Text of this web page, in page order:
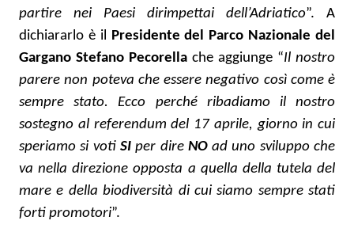
partire nei Paesi dirimpettai dell’Adriatico”. A
dichiararlo è il
Presidente del Parco Nazionale del
Gargano Stefano Pecorella che aggiunge “Il nostro
parere non poteva che essere negativo così come è
sempre stato. Ecco perché ribadiamo il nostro
sostegno al referendum del 17 aprile, giorno in cui
speriamo si voti SIper dire NOad uno sviluppo che
va nella direzione opposta a quella della tutela del
mare e della biodiversità di cui siamo sempre stati
forti promotori”.